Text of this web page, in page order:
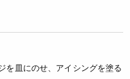
を皿にのせ、アイシングを塗る